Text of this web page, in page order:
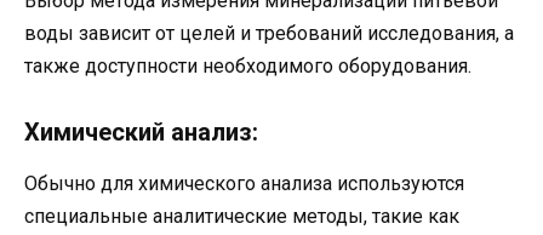
воды зависит от целей и требований исследования, а
также доступности необходимого оборудования.
Химический анализ:
Обычно для химического анализа используются
специальные аналитические методы, такие как